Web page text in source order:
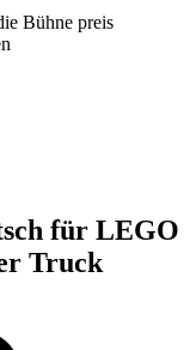
Bühne preis
für LEGO
Truck